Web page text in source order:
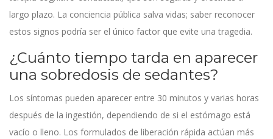
largo plazo. La conciencia pública salva vidas; saber reconocer
estos signos podría ser el único factor que evite una tragedia.
¿Cuánto tiempo tarda en aparecer
una sobredosis de sedantes?
Los síntomas pueden aparecer entre 30 minutos y varias horas
después de la ingestión, dependiendo de si el estómago está
vacío o lleno. Los formulados de liberación rápida actúan más